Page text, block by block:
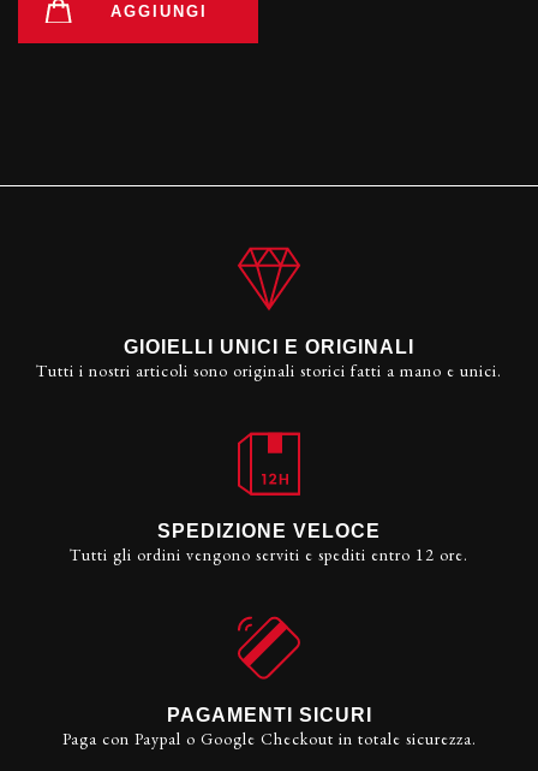
AGGIUNGI
GIOIELLI UNICI E ORIGINALI
Tutti i nostri articoli sono originali storici fatti a mano e unici.
SPEDIZIONE VELOCE
Tutti gli ordini vengono serviti e spediti entro 12 ore.
PAGAMENTI SICURI
Paga con Paypal o Google Checkout in totale sicurezza.